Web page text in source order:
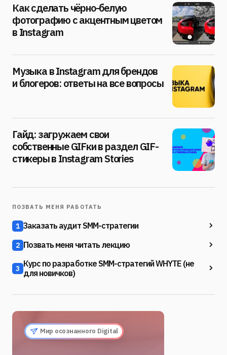
Как сделать чёрно-белую
фотографию с акцентным цветом
в Instagram
Музыка в Instagram для брендов
и блогеров: ответы на все вопросы
Гайд: загружаем свои
собственные GIFки в раздел GIF-
стикеры в Instagram Stories
ПОЗВАТЬ МЕНЯ РАБОТАТЬ
1 Заказать аудит SMM-стратегии
2 Позвать меня читать лекцию
3 Курс по разработке SMM-стратегий WHYTE (не
для новичков)
Мир осознанного Digital